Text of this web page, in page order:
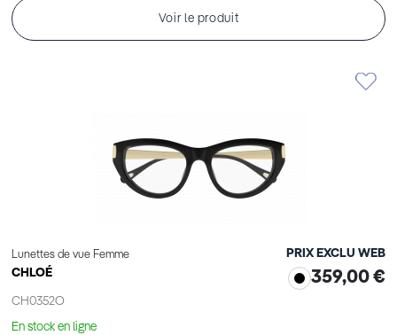
Voir le produit
Lunettes de vue Femme
CHLOÉ
CH0352O
PRIX EXCLU WEB
359,00 €
En stock en ligne